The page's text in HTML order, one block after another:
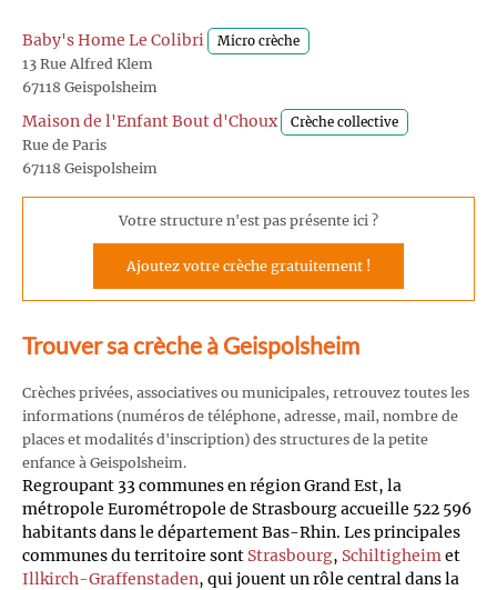
Baby's Home Le Colibri Micro crèche
13 Rue Alfred Klem
67118 Geispolsheim
Maison de l'Enfant Bout d'Choux Crèche collective
Rue de Paris
67118 Geispolsheim
Votre structure n'est pas présente ici ?
Ajoutez votre crèche gratuitement !
Trouver sa crèche à Geispolsheim
Crèches privées, associatives ou municipales, retrouvez toutes les
informations (numéros de téléphone, adresse, mail, nombre de
places et modalités d'inscription) des structures de la petite
enfance à Geispolsheim.
Regroupant 33 communes en région Grand Est, la
métropole Eurométropole de Strasbourg accueille 522 596
habitants dans le département Bas-Rhin. Les principales
communes du territoire sont Strasbourg, Schiltigheimet
Illkirch-Graffenstaden, qui jouent un rôle central dans la